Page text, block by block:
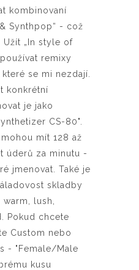
kombinovaní
Synthpop“ - což
Užít „In style of
remixy
se mi nezdají.
konkrétní
je jako
CS-80".
mít 128 až
úderů za minutu -
jmenovat. Také je
skladby
lush,
Pokud chcete
Custom nebo
- "Female/Male
kusu